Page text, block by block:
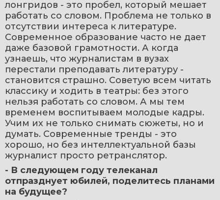
лонгридов - это пробел, который мешает
работать со словом. Проблема не только в
отсутствии интереса к литературе.
Современное образование часто не дает
даже базовой грамотности. А когда
узнаешь, что журналистам в вузах
перестали преподавать литературу -
становится страшно. Советую всем читать
классику и ходить в театры: без этого
нельзя работать со словом. А мы тем
временем воспитываем молодые кадры.
Учим их не только снимать сюжеты, но и
думать. Современные тренды - это
хорошо, но без интеллектуальной базы
журналист просто ретранслятор.
- В следующем году телеканал
отпразднует юбилей, поделитесь планами
на будущее?